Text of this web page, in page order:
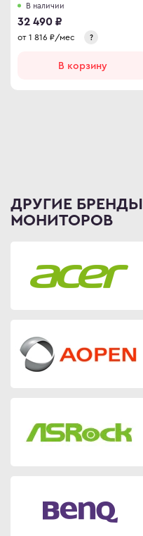
В наличии
32 490 ₽
от 1 816 ₽/мес ?
В корзину
ДРУГИЕ БРЕНДЫ
МОНИТОРОВ